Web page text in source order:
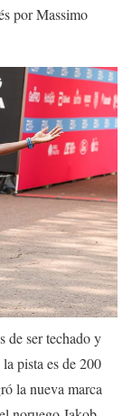
por Massimo
de ser techado y
pista es de 200
la nueva marca